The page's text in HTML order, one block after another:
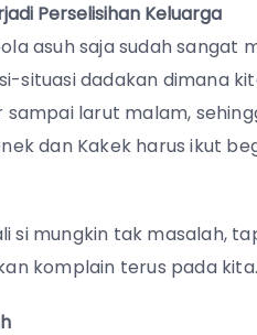
Perselisihan Keluarga
asuh saja sudah sangat
situasi dadakan dimana
sampai larut malam,
dan Kakek harus ikut
si mungkin tak masalah,
komplain terus pada kita.